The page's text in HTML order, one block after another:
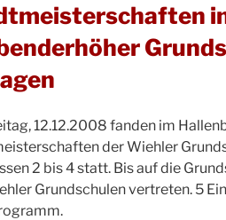
12.12.2008 fanden im
der Wiehler
2 bis 4 statt. Bis auf die
Grundschulen vertreten. 5